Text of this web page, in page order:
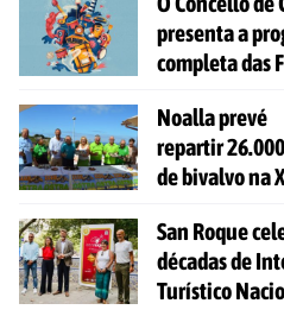
presenta a
completa das
Noalla prevé
repartir
de bivalvo na
San Roque
décadas de
Turístico